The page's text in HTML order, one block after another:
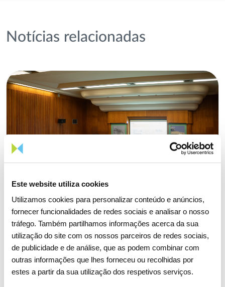
Este website utiliza cookies
Utilizamos cookies para personalizar conteúdo e anúncios,
fornecer funcionalidades de redes sociais e analisar o nosso
tráfego. Também partilhamos informações acerca da sua
utilização do site com os nossos parceiros de redes sociais,
de publicidade e de análise, que as podem combinar com
outras informações que lhes forneceu ou recolhidas por
estes a partir da sua utilização dos respetivos serviços.
Notícias relacionadas
15 ABRIL 2026